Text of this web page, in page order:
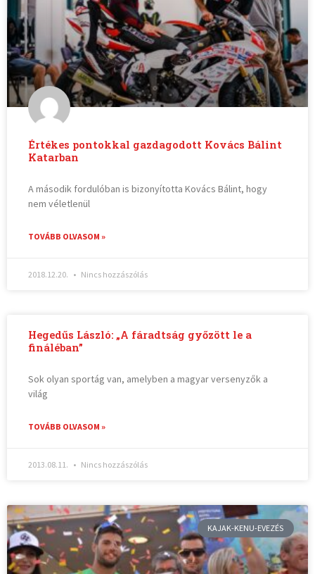
Értékes pontokkal gazdagodott Kovács Bálint
Katarban
A második fordulóban is bizonyította Kovács Bálint, hogy
nem véletlenül
TOVÁBB OLVASOM »
2018.12.20. Nincs hozzászólás
Hegedűs László: „A fáradtság győzött le a
fináléban”
Sok olyan sportág van, amelyben a magyar versenyzők a
világ
TOVÁBB OLVASOM »
2013.08.11. Nincs hozzászólás
KAJAK-KENU-EVEZÉS